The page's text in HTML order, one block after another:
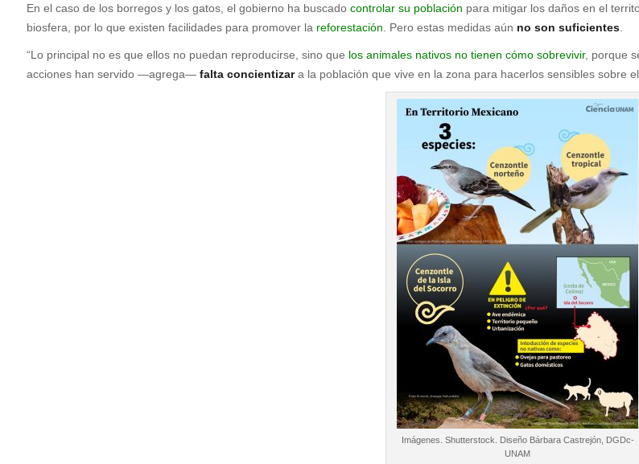
En el caso de los borregos y los gatos, el gobierno ha buscado controlar su población para mitigar los daños en el
biosfera, por lo que existen facilidades para promover la reforestación . Pero estas medidas aún no son suficientes
“Lo principal no es que ellos no puedan reproducirse, sino que los animales nativos no tienen cómo sobrevivir, porque
acciones han servido —agrega— falta concientizara la población que vive en la zona para hacerlos sensibles sobre
Imágenes. Shutterstock. Diseño Bárbara Castrejón, DGDc-
UNAM